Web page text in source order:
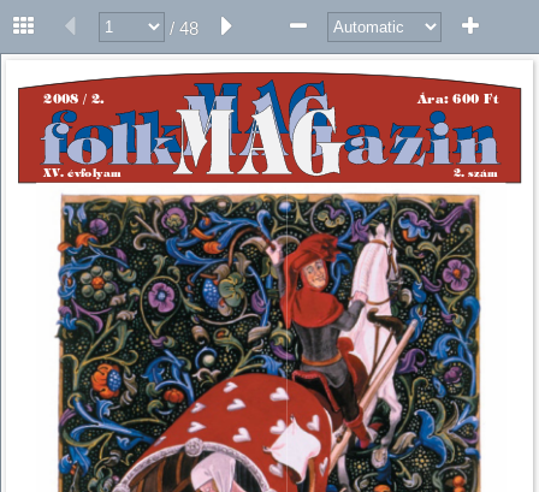
/ 48
2. szám
2008 / 2. Ára: 600 Ft
XV. évfolyam